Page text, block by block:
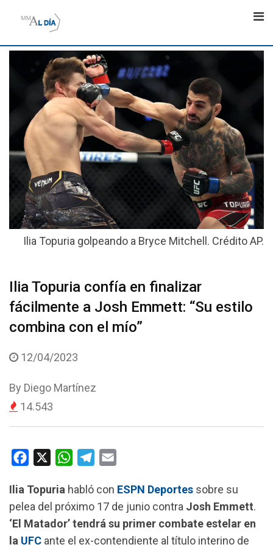
Ilia Topuria golpeando a Bryce Mitchell. Crédito AP.
Ilia Topuria confía en finalizar
fácilmente a Josh Emmett: “Su estilo
combina con el mío”
12/04/2023
By Diego Martínez
14.543
c
e
b
o
W
a
t
s
A
e
g
r
a
i
l
Ilia Topuria habló con ESPN Deportes sobre su
pelea del próximo 17 de junio contra Josh Emmett.
‘El Matador’ tendrá su primer combate estelar en
la UFC ante el ex-contendiente al título interino de